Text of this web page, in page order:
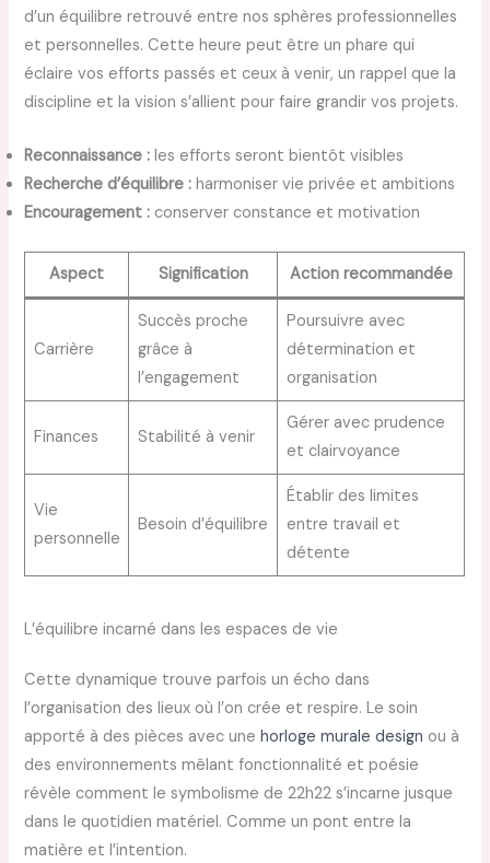
d’un équilibre retrouvé entre nos sphères professionnelles
et personnelles. Cette heure peut être un phare qui
éclaire vos efforts passés et ceux à venir, un rappel que la
discipline et la vision s’allient pour faire grandir vos projets.
Reconnaissance :les efforts seront bientôt visibles
Recherche d’équilibre : harmoniser vie privée et ambitions
Encouragement : conserver constance et motivation
Aspect Signification Action recommandée
Carrière
Succès proche
grâce à
l’engagement
Poursuivre avec
détermination et
organisation
Finances Stabilité à venir
Gérer avec prudence
et clairvoyance
Vie
personnelle
Besoin d’équilibre
Établir des limites
entre travail et
détente
L’équilibre incarné dans les espaces de vie
Cette dynamique trouve parfois un écho dans
l’organisation des lieux où l’on crée et respire. Le soin
apporté à des pièces avec unehorloge murale design ou à
des environnements mêlant fonctionnalité et poésie
révèle comment le symbolisme de 22h22 s’incarne jusque
dans le quotidien matériel. Comme un pont entre la
matière et l’intention.